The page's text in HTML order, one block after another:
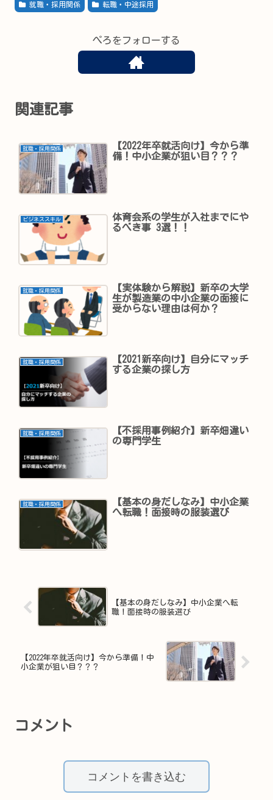
就職・採用関係 転職・中途採用
ぺろをフォローする
関連記事
就職・採用関係
【2022年卒就活向け】今から準
備！中小企業が狙い目？？？
ビジネススキル
体育会系の学生が入社までにや
るべき事 3選！！
就職・採用関係
【実体験から解説】新卒の大学
生が製造業の中小企業の面接に
受からない理由は何か？
就職・採用関係
【2021新卒向け】自分にマッチ
する企業の探し方
就職・採用関係
【不採用事例紹介】新卒畑違い
の専門学生
就職・採用関係
【基本の身だしなみ】中小企業
へ転職！面接時の服装選び
【基本の身だしなみ】中小企業へ転
職！面接時の服装選び
【2022年卒就活向け】今から準備！中
小企業が狙い目？？？
コメント
コメントを書き込む